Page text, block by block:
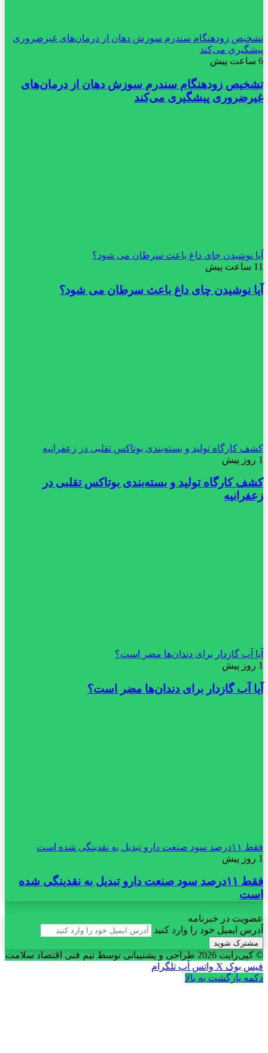
تشخیص زودهنگام سندرم سوزش دهان از درمان‌های غیرضروری
پیشگیری می‌کند
6 ساعت پیش
تشخیص زودهنگام سندرم سوزش دهان از درمان‌های
غیرضروری پیشگیری می‌کند
آیا نوشیدن چای داغ باعث سرطان می شود؟
11 ساعت پیش
آیا نوشیدن چای داغ باعث سرطان می شود؟
کشف کارگاه تولید و بسته‌بندی بوتاکس تقلبی در زعفرانیه
1 روز پیش
کشف کارگاه تولید و بسته‌بندی بوتاکس تقلبی در
زعفرانیه
آیا آب گازدار برای دندان‌ها مضر است؟
1 روز پیش
آیا آب گازدار برای دندان‌ها مضر است؟
فقط ۱۱‌درصد سود صنعت دارو تبدیل به نقدینگی شده است
1 روز پیش
فقط ۱۱‌درصد سود صنعت دارو تبدیل به نقدینگی شده
است
عضویت در خبرنامه
آدرس ایمیل خود را وارد کنید
© کپی‌رایت 2026
طراحی و پشتیبانی توسط تیم فنی اقتصاد سلامت
فیس بوک X واتس آپ تلگرام
دکمه بازگشت به بالا